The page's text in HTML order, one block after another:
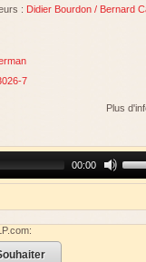
: Didier Bourdon / Bernard
7
Plus
00:00
Up/
or